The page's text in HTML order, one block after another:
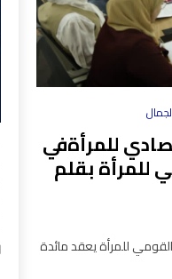
للمرأةفي
للمرأة بقلم
للمرأة يعقد مائدة